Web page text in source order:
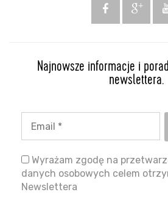
Najnowsze informacje i
newslettera.
Wyrażam zgodę na
danych osobowych celem
Newslettera